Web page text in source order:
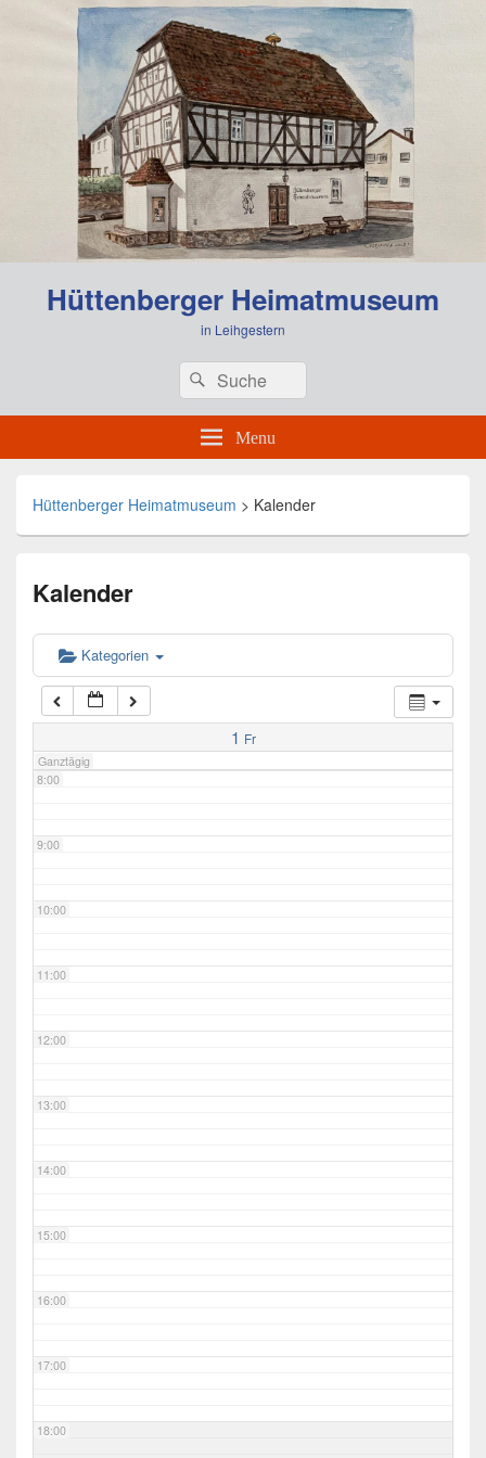
Hüttenberger Heimatmuseum
in Leihgestern
Search
for:
Search
Menu
Hüttenberger Heimatmuseum > Kalender
Kalender
Kategorien
1 Fr
Ganztägig
5:00
6:00
7:00
8:00
9:00
10:00
11:00
12:00
13:00
14:00
15:00
16:00
17:00
18:00